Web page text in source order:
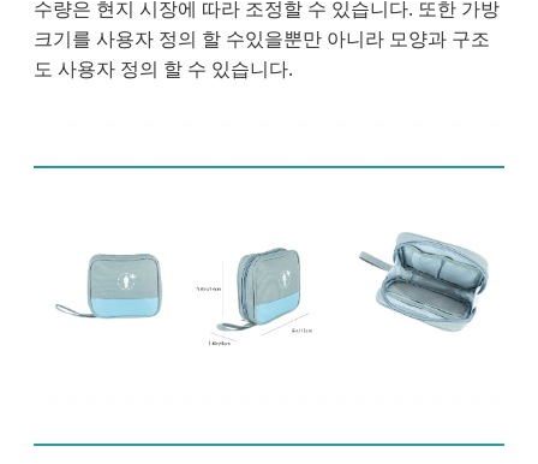
수량은 현지 시장에 따라 조정할 수 있습니다. 또한 가방
크기를 사용자 정의 할 수있을뿐만 아니라 모양과 구조
도 사용자 정의 할 수 있습니다.